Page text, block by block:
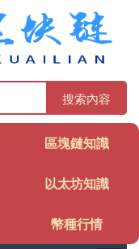
搜索內容
區塊鏈知識
以太坊知識
幣種行情